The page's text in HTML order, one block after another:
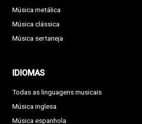
Música metálica
Música clássica
Música sertaneja
IDIOMAS
Todas as linguagens musicais
Música inglesa
Música espanhola